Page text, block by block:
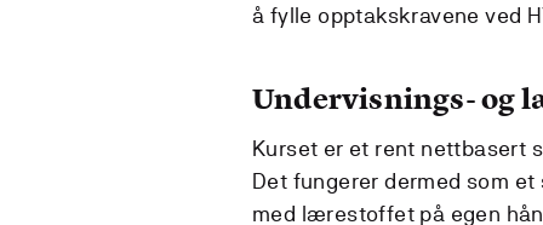
å fylle opptakskravene ved
Undervisnings- og
Kurset er et rent nettbasert
Det fungerer dermed som
med lærestoffet på egen